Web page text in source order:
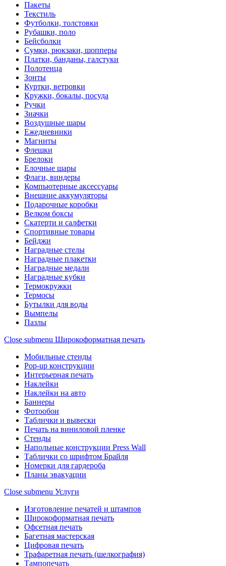
Пакеты
Текстиль
Футболки, толстовки
Рубашки, поло
Бейсболки
Cумки, рюкзаки, шопперы
Платки, банданы, галстуки
Полотенца
Зонты
Куртки, ветровки
Кружки, бокалы, посуда
Ручки
Значки
Воздушные шары
Ежедневники
Магниты
Флешки
Брелоки
Елочные шары
Флаги, виндеры
Компьютерные аксессуары
Внешние аккумуляторы
Подарочные коробки
Велком боксы
Скатерти и салфетки
Спортивные товары
Бейджи
Наградные стелы
Наградные плакетки
Наградные медали
Наградные кубки
Термокружки
Термосы
Бутылки для воды
Вымпелы
Пазлы
Close submenu Широкоформатная печать
Мобильные стенды
Pop-up конструкции
Интерьерная печать
Наклейки
Наклейки на авто
Баннеры
Фотообои
Таблички и вывески
Печать на виниловой пленке
Стенды
Напольные конструкции Press Wall
Таблички со шрифтом Брайля
Номерки для гардероба
Планы эвакуации
Close submenu Услуги
Изготовление печатей и штампов
Широкоформатная печать
Офсетная печать
Багетная мастерская
Цифровая печать
Трафаретная печать (шелкография)
Тампопечать